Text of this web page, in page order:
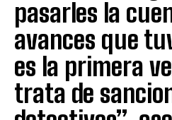
pasarles la
avances que
es la primera
trata de